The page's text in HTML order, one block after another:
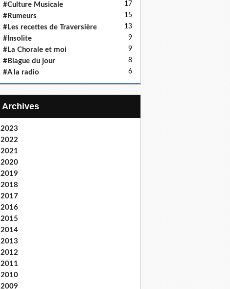
#Culture Musicale 17
#Rumeurs 15
#Les recettes de Traversière 13
#Insolite 9
#La Chorale et moi 9
#Blague du jour 8
#A la radio 6
Archives
2023
2022
2021
2020
2019
2018
2017
2016
2015
2014
2013
2012
2011
2010
2009